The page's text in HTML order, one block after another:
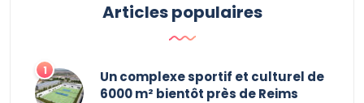
Articles populaires
Un complexe sportif et culturel de
6000 m² bientôt près de Reims